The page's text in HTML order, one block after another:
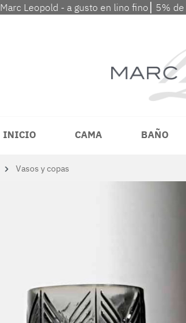
Marc Leopold - a gusto en lino fino⎮ 5%
INICIO CAMA BAÑO
Vasos y copas